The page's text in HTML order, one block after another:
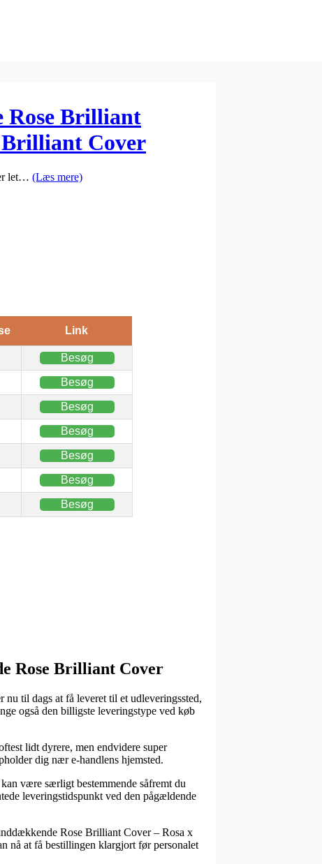
Rose Brilliant
Brilliant Cover
let… (Læs mere)
Link
Besøg
Besøg
Besøg
Besøg
Besøg
Besøg
Besøg
Rose Brilliant Cover
til dags at få leveret til et udleveringssted,
også den billigste leveringstype ved køb
lidt dyrere, men endvidere super
dig nær e-handlens hjemsted.
være særligt bestemmende såfremt du
leveringstidspunkt ved den pågældende
Rose Brilliant Cover – Rosa x
nå at få bestillingen klargjort før personalet